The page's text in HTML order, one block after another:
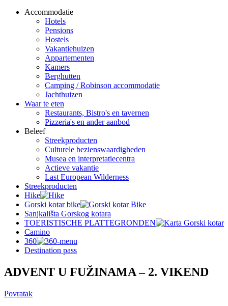
Accommodatie
Hotels
Pensions
Hostels
Vakantiehuizen
Appartementen
Kamers
Berghutten
Camping / Robinson accommodatie
Jachthuizen
Waar te eten
Restaurants, Bistro's en tavernen
Pizzeria's en ander aanbod
Beleef
Streekproducten
Culturele bezienswaardigheden
Musea en interpretatiecentra
Actieve vakantie
Last European Wilderness
Streekproducten
Hike
Gorski kotar bike
Sanjkališta Gorskog kotara
TOERISTISCHE PLATTEGRONDEN
Camino
360
Destination pass
ADVENT U FUŽINAMA – 2. VIKEND
Povratak